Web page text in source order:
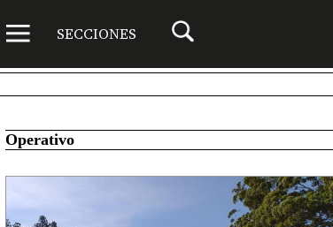
SECCIONES
Operativo